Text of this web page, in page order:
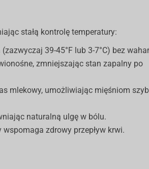
stałą kontrolę temperatury:
39-45°F lub 3-7°C) bez
zmniejszając stan zapalny po
mlekowy, umożliwiając mięśniom
naturalną ulgę w bólu.
zdrowy przepływ krwi.